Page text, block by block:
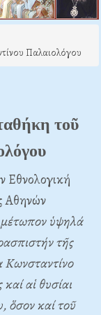
Παλαιολόγου
τοῦ
Εθνολογική
Αθηνών
ὑψηλά
τῆς
Κωνσταντίνο
αἱ θυσίαι
ὅσον καί τοῦ